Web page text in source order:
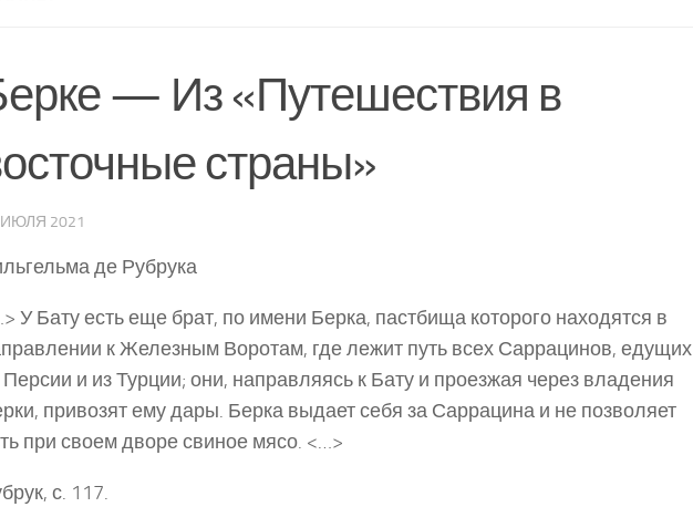
— Из «Путешествия в
страны»
ИЮЛЯ 2021
де Рубрука
У Бату есть еще брат, по имени Берка, пастбища которого нахо­дятся в
к Железным Воротам, где лежит путь всех Саррацинов, едущих
Персии и из Турции; они, направляясь к Бату и проезжая через владения
привозят ему дары. Берка выдает себя за Саррацина и не позволяет
при своем дворе свиное мясо. <…>
с. 117.